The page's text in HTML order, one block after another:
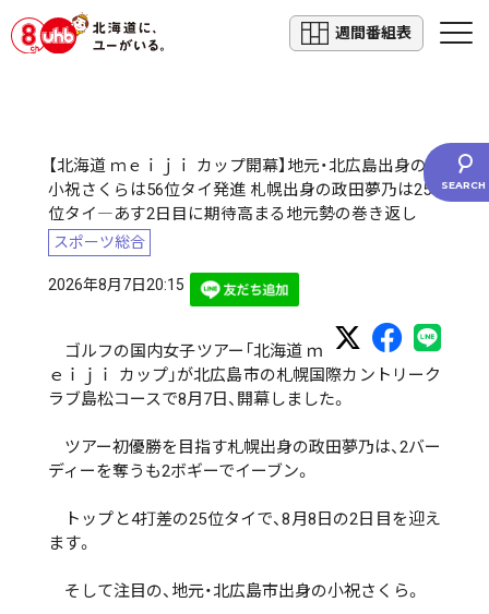
週間番組表
【北海道 ｍｅｉｊｉ カップ開幕】地元・北広島出身の
小祝さくらは56位タイ発進 札幌出身の政田夢乃は25
位タイ―あす2日目に期待高まる地元勢の巻き返し
スポーツ総合
2026年8月7日20:15
ゴルフの国内女子ツアー「北海道 ｍ
ｅｉｊｉ カップ」が北広島市の札幌国際カントリーク
ラブ島松コースで8月7日、開幕しました。
ツアー初優勝を目指す札幌出身の政田夢乃は、2バー
ディーを奪うも2ボギーでイーブン。
トップと4打差の25位タイで、8月8日の2日目を迎え
ます。
そして注目の、地元・北広島市出身の小祝さくら。